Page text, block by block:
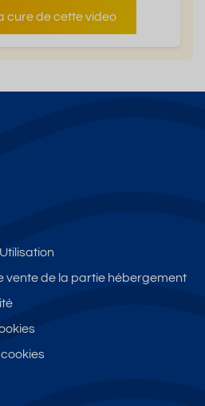
cure de cette video
vente de la partie hébergement